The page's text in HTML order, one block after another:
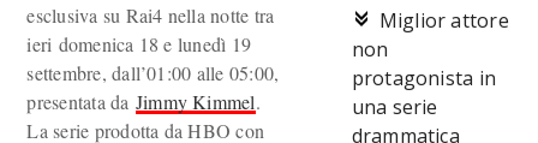
Miglior attore
non
protagonista in
una serie
drammatica
esclusiva su Rai4 nella notte tra
ieri domenica 18 e lunedì 19
settembre, dall’01:00 alle 05:00,
presentata da Jimmy Kimmel.
La serie prodotta da HBO con